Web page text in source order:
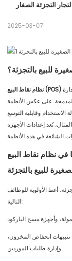
التجزئة الصغار
2025-03-07
للبيع بالتجزئة؟
المدمجة. على عكس الأنظمة
الاستخدام وقابلية التوسع
تُعد إعدادات الأجهزة
في نظام نقاط البيع
للبيع بالتجزئة
أعط الأولوية للوظائف
التالية:
تنبيهات انخفاض المخزون،
وإدارة طلبات الموردين.